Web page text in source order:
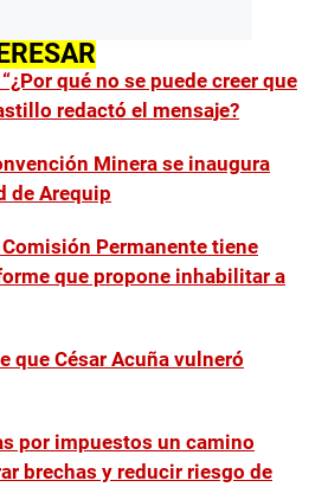
qué no se puede creer que
redactó el mensaje?
Minera se inaugura
de Arequip
Permanente tiene
que propone inhabilitar a
que César Acuña vulneró
por impuestos un camino
brechas y reducir riesgo de